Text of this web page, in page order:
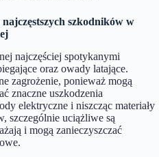
szkodników w
najczęściej spotykanymi
oraz owady latające.
zagrożenie, ponieważ mogą
znaczne uszkodzenia
elektryczne i niszcząc materiały
szczególnie uciążliwe są
i mogą zanieczyszczać